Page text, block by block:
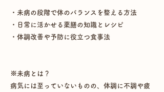
・未病の段階で体のバランスを整える方法
・日常に活かせる薬膳の知識とレシピ
・体調改善や予防に役立つ食事法
※未病とは？
病気には至っていないものの、体調に不調や疲